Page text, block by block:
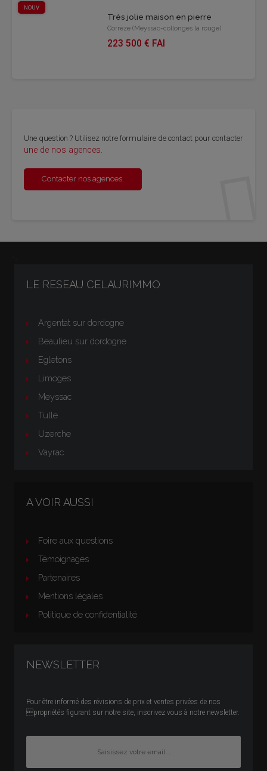
NOUV
Très jolie maison en pierre
Corrèze (Meyssac-collonges la rouge)
223 500 € FAI
Une ques­tion ? Uti­li­sez notre for­mu­laire de contact pour contac­ter
une de nos agences.
Contac­ter nos agences.
LE RESEAU CELAURIMMO
Argentat sur dordogne
Beaulieu sur dordogne
Egletons
Limoges
Meyssac
Tulle
Uzerche
Vayrac
A VOIR AUSSI
Foire aux questions
Témoignages
Partenaires
Mentions légales
Politique de confidentialité
NEWSLETTER
Pour être informé des révisions de prix et ventes privées de nos
propriétés figurant sur notre site, inscrivez vous à notre newsletter.